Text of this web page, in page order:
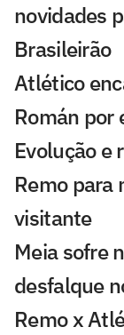
novidades
Brasileirão
Atlético
Román por
Evolução e
Remo para
visitante
Meia sofre
desfalque
Remo x